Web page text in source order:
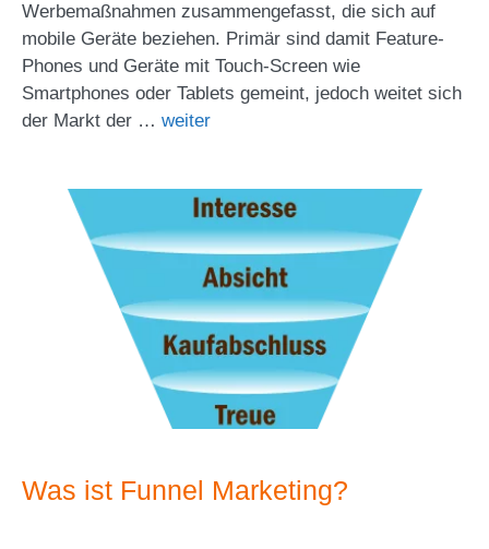
Werbemaßnahmen zusammengefasst, die sich auf
mobile Geräte beziehen. Primär sind damit Feature-
Phones und Geräte mit Touch-Screen wie
Smartphones oder Tablets gemeint, jedoch weitet sich
der Markt der … weiter
Was ist Funnel Marketing?